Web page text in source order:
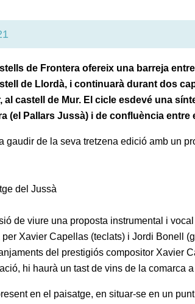
de Frontera ofereix una barreja
de Llordà, i continuarà durant dos
al castell de Mur. El cicle esdevé una
(el Pallars Jussà) i de confluència entre
gaudir de la seva tretzena edició amb un
del Jussà
de viure una proposta instrumental i
Xavier Capellas (teclats) i Jordi Bonell
del prestigiós compositor Xavier
hi haurà un tast de vins de la comarca
en el paisatge, en situar-se en un